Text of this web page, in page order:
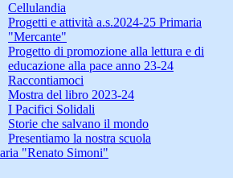
Cellulandia
Progetti e attività a.s.2024-25 Primaria
"Mercante"
Progetto di promozione alla lettura e di
educazione alla pace anno 23-24
Raccontiamoci
Mostra del libro 2023-24
I Pacifici Solidali
Storie che salvano il mondo
Presentiamo la nostra scuola
"Renato Simoni"